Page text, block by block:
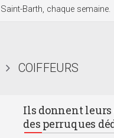
Barth, chaque semaine.
COIFFEURS
Ils donnent
des perruques